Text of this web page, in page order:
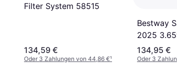
Filter System 58515
134,59 €
Oder 3 Zahlungen von 44,86 €¹
Bestway
2025
134,95 €
Oder 3